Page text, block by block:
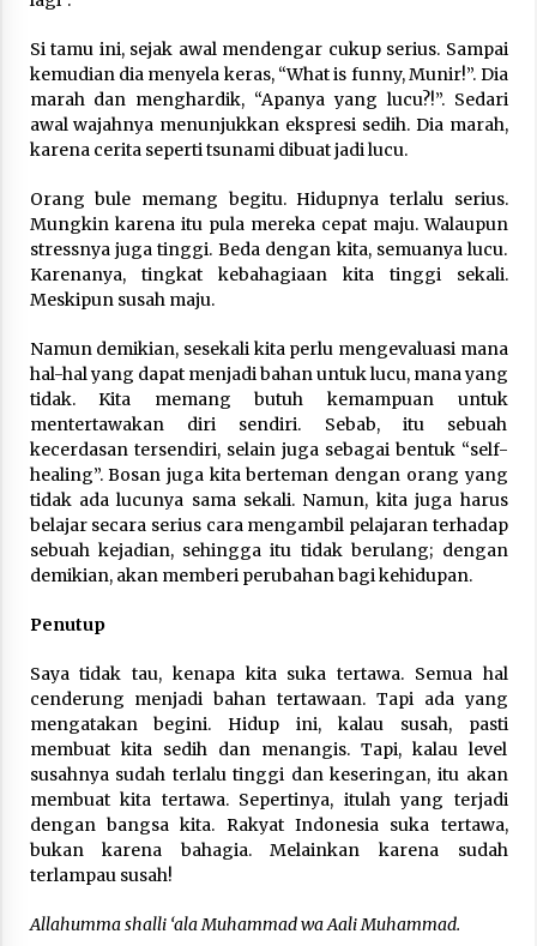
Si tamu ini, sejak awal mendengar cukup serius. Sampai
kemudian dia menyela keras, “What is funny, Munir!”. Dia
marah dan menghardik, “Apanya yang lucu?!”. Sedari
awal wajahnya menunjukkan ekspresi sedih. Dia marah,
karena cerita seperti tsunami dibuat jadi lucu.
Orang bule memang begitu. Hidupnya terlalu serius.
Mungkin karena itu pula mereka cepat maju. Walaupun
stressnya juga tinggi. Beda dengan kita, semuanya lucu.
Karenanya, tingkat kebahagiaan kita tinggi sekali.
Meskipun susah maju.
Namun demikian, sesekali kita perlu mengevaluasi mana
hal-hal yang dapat menjadi bahan untuk lucu, mana yang
tidak. Kita memang butuh kemampuan untuk
mentertawakan diri sendiri. Sebab, itu sebuah
kecerdasan tersendiri, selain juga sebagai bentuk “self-
healing”. Bosan juga kita berteman dengan orang yang
tidak ada lucunya sama sekali. Namun, kita juga harus
belajar secara serius cara mengambil pelajaran terhadap
sebuah kejadian, sehingga itu tidak berulang; dengan
demikian, akan memberi perubahan bagi kehidupan.
Penutup
Saya tidak tau, kenapa kita suka tertawa. Semua hal
cenderung menjadi bahan tertawaan. Tapi ada yang
mengatakan begini. Hidup ini, kalau susah, pasti
membuat kita sedih dan menangis. Tapi, kalau level
susahnya sudah terlalu tinggi dan keseringan, itu akan
membuat kita tertawa. Sepertinya, itulah yang terjadi
dengan bangsa kita. Rakyat Indonesia suka tertawa,
bukan karena bahagia. Melainkan karena sudah
terlampau susah!
Allahumma shalli ‘ala Muhammad wa Aali Muhammad.